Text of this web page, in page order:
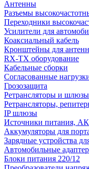
Антенны
Разъемы
Переходники
Усилители для
Коаксиальный кабель
Кронштейны для антенн
RX-TX оборудование
Кабельные сборки
Согласованные
Грозозащита
Ретрансляторы и шлюзы
Ретрансляторы,
IP шлюзы
Источники питания,
Аккумуляторы для
Зарядные устройства
Автомобильные
Блоки питания 220/12